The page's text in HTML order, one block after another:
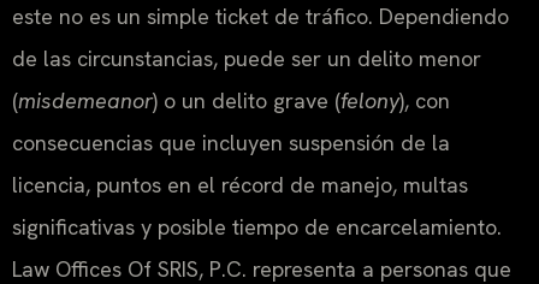
este no es un simple ticket de tráfico. Dependiendo
de las circunstancias, puede ser un delito menor
(misdemeanor) o un delito grave (felony), con
consecuencias que incluyen suspensión de la
licencia, puntos en el récord de manejo, multas
significativas y posible tiempo de encarcelamiento.
Law Offices Of SRIS, P.C. representa a personas que